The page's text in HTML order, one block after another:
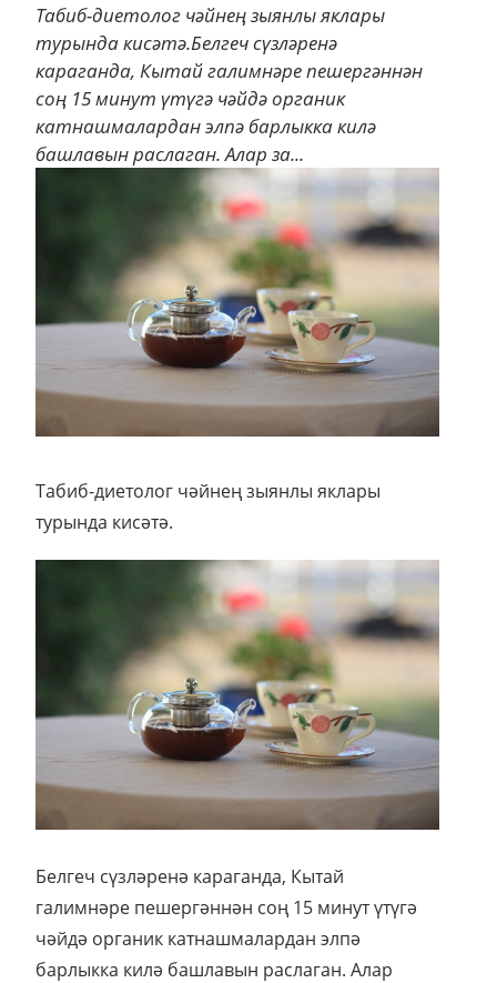
Табиб-диетолог чәйнең зыянлы яклары
турында кисәтә.Белгеч сүзләренә
караганда, Кытай галимнәре пешергәннән
соң 15 минут үтүгә чәйдә органик
катнашмалардан элпә барлыкка килә
башлавын раслаган. Алар за...
Табиб-диетолог чәйнең зыянлы яклары
турында кисәтә.
Белгеч сүзләренә караганда, Кытай
галимнәре пешергәннән соң 15 минут үтүгә
чәйдә органик катнашмалардан элпә
барлыкка килә башлавын раслаган. Алар